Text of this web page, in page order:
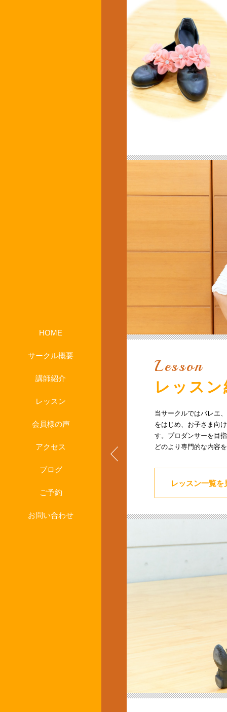
HOME
サークル概要
講師紹介
レッスン
会員様の声
アクセス
ブログ
ご予約
お問い合わせ
Lesson
レッス
当サークルではバレエ
をはじめ、お子さま向
す。プロダンサーを目
どのより専門的な内容
レッスン一覧を